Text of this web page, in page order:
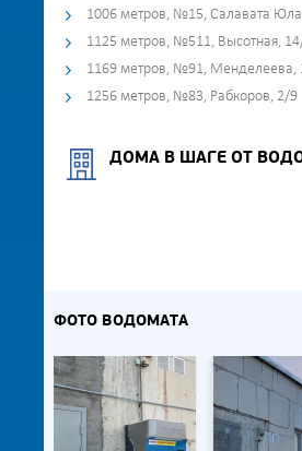
1006 метров, №15, Салавата
1125 метров, №511, Высотная,
1169 метров, №91, Менделеева,
1256 метров, №83, Рабкоров, 2/9
ДОМА В ШАГЕ ОТ
ФОТО ВОДОМАТА